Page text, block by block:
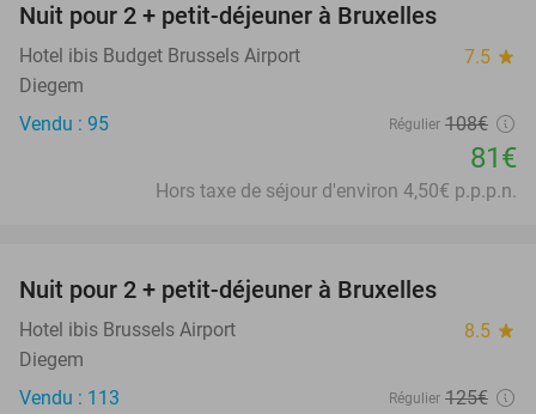
Nuit pour 2 + petit-déjeuner à Bruxelles
Hotel ibis Budget Brussels Airport 7.5 star
Diegem
Vendu : 95
Régulier 108€
81€
Hors taxe de séjour d'environ 4,50€ p.p.p.n.
Nuit pour 2 + petit-déjeuner à Bruxelles
Hotel ibis Brussels Airport 8.5 star
Diegem
Vendu : 113
Régulier 125€